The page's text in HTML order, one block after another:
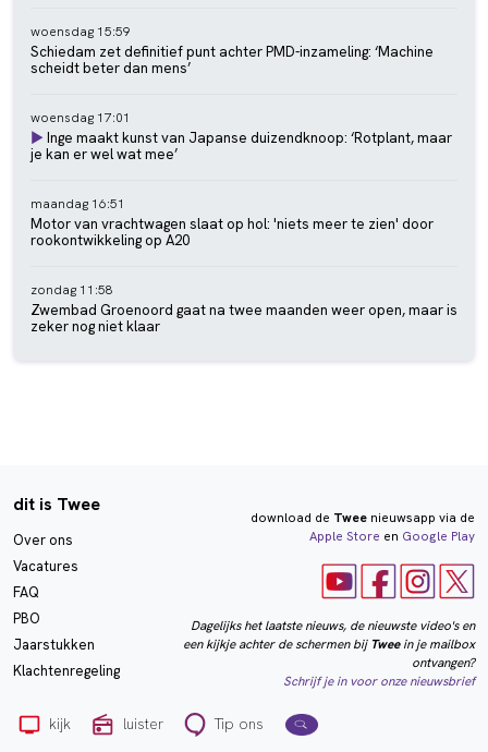
woensdag 15:59
Schiedam zet definitief punt achter PMD-inzameling: ‘Machine
scheidt beter dan mens’
woensdag 17:01
► Inge maakt kunst van Japanse duizendknoop: ‘Rotplant, maar
je kan er wel wat mee’
maandag 16:51
Motor van vrachtwagen slaat op hol: 'niets meer te zien' door
rookontwikkeling op A20
zondag 11:58
Zwembad Groenoord gaat na twee maanden weer open, maar is
zeker nog niet klaar
dit is Twee
Over ons
Vacatures
FAQ
PBO
Jaarstukken
Klachtenregeling
download de Tweenieuwsapp via de
Apple Store en Google Play
Dagelijks het laatste nieuws, de nieuwste video's en
een kijkje achter de schermen bij Tweein je mailbox
ontvangen?
Schrijf je in voor onze nieuwsbrief
kijk luister Tip ons